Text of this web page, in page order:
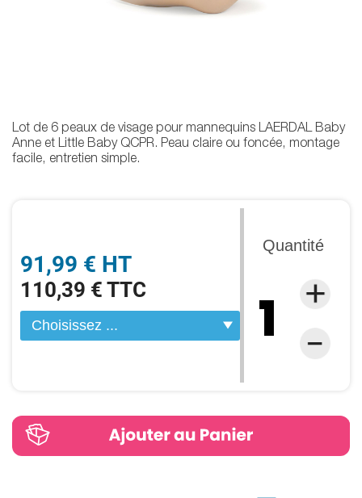
91,99 € HT
110,39 € TTC
Quantité
Lot de 6 peaux de visage pour mannequins LAERDAL Baby
Anne et Little Baby QCPR. Peau claire ou foncée, montage
facile, entretien simple.